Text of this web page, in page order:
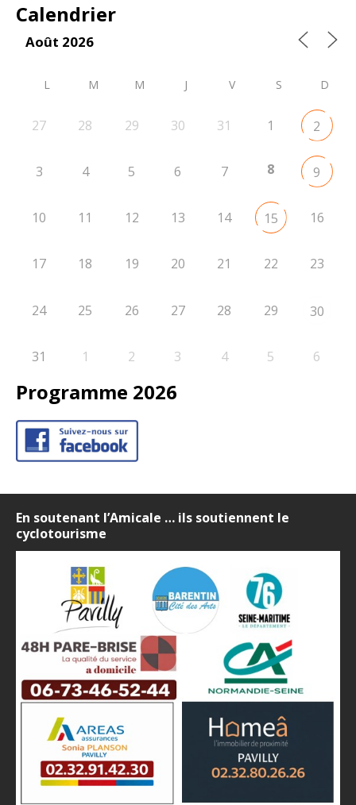
Calendrier
Août 2026
L M M J V S D
27 28 29 30 31 1 2
3 4 5 6 7 8 9
10 11 12 13 14 15 16
17 18 19 20 21 22 23
24 25 26 27 28 29 30
31 1 2 3 4 5 6
Programme 2026
En soutenant l’Amicale … ils soutiennent le
cyclotourisme